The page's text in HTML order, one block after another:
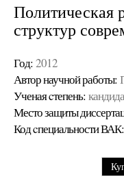
Политическая
структур
Год: 2012
Автор научной работы:
Ученая cтепень:
Место защиты
Код cпециальности ВАК: